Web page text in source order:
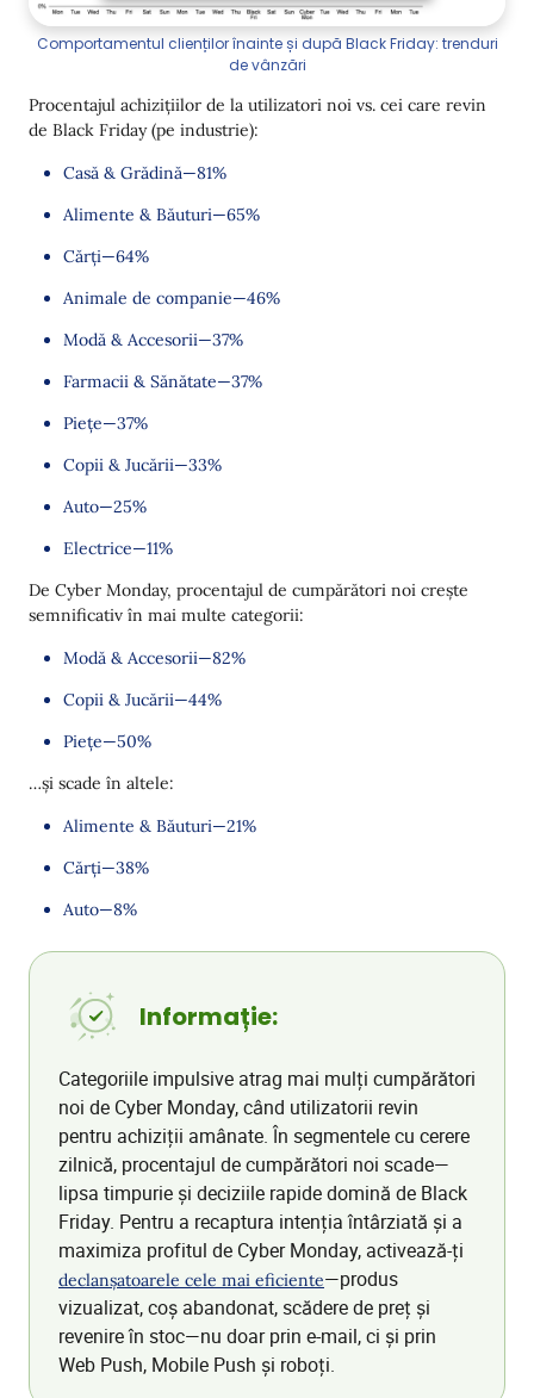
Comportamentul clienților înainte și după Black Friday: trenduri
de vânzări
Procentajul achizițiilor de la utilizatori noi vs. cei care revin
de Black Friday (pe industrie):
Casă & Grădină—81%
Alimente & Băuturi—65%
Cărți—64%
Animale de companie—46%
Modă & Accesorii—37%
Farmacii & Sănătate—37%
Piețe—37%
Copii & Jucării—33%
Auto—25%
Electrice—11%
De Cyber Monday, procentajul de cumpărători noi crește
semnificativ în mai multe categorii:
Modă & Accesorii—82%
Copii & Jucării—44%
Piețe—50%
…și scade în altele:
Alimente & Băuturi—21%
Cărți—38%
Auto—8%
Informație:
Categoriile impulsive atrag mai mulți cumpărători
noi de Cyber Monday, când utilizatorii revin
pentru achiziții amânate. În segmentele cu cerere
zilnică, procentajul de cumpărători noi scade—
lipsa timpurie și deciziile rapide domină de Black
Friday. Pentru a recaptura intenția întârziată și a
maximiza profitul de Cyber Monday, activează-ți
declanșatoarele cele mai eficiente—produs
vizualizat, coș abandonat, scădere de preț și
revenire în stoc—nu doar prin e-mail, ci și prin
Web Push, Mobile Push și roboți.